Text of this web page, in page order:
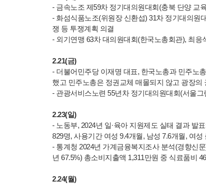
- 금속노조 제59차 정기대의원대회(충북 단양 교
- 화섬식품노조(위원장 신환섭) 31차 정기대의원
쟁 등 투쟁계획 의결
- 외기연맹 63차 대의원대회(한국노총회관), 최응
2.21(금)
- 더불어민주당 이재명 대표, 한국노총과 민주노
했고 민주노총은 정권교체 매몰되지 않고 광장의
- 관광서비스노련 55년차 정기대의원대회(서울
2.23(일)
- 노동부, 2024년 일·육아 지원제도 실태 결과 발
829명, 사용기간 여성 9.4개월, 남성 7.6개월, 여
- 통계청 2024년 가계금융복지조사 분석(경향신
년 67.5%) 총소비지출액 1,311만원 중 식료품비
2.24(월)